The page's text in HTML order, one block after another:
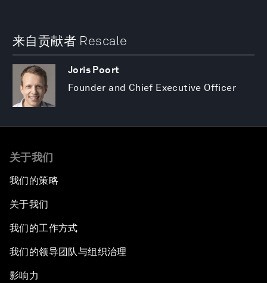
来自贡献者 Rescale
Joris Poort
Founder and Chief Executive Officer
关于我们
我们的策略
关于我们
我们的工作方式
我们的领导团队与组织治理
影响力